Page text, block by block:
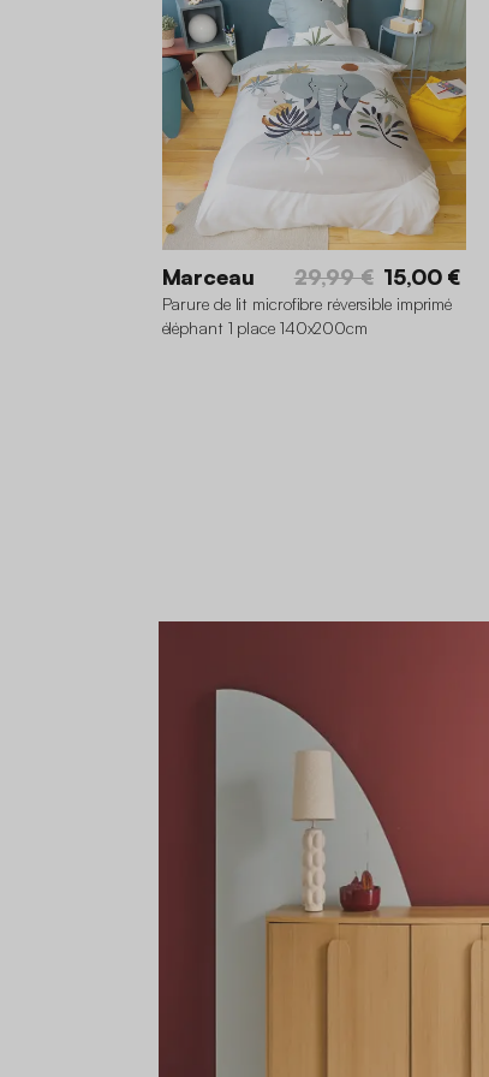
Marceau 29,99 € 15,00 €
Parure de lit microfibre réversible imprimé
éléphant 1 place 140x200cm